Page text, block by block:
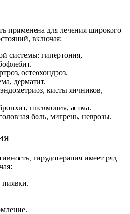
применена для лечения широкого
включая:
системы: гипертония,
остеохондроз.
дерматит.
кисты яичников,
пневмония, астма.
боль, мигрень, неврозы.
гирудотерапия имеет ряд
пиявки.